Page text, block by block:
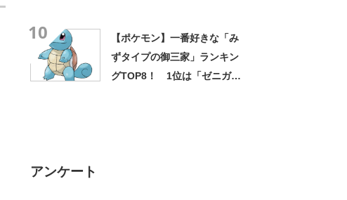
10
【ポケモン】一番好きな「み
ずタイプの御三家」ランキン
グTOP8！ 1位は「ゼニガ
アンケート